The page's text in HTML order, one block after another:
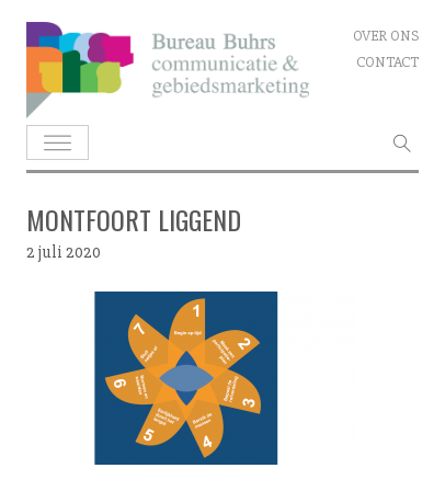
Skip
to
content
OVER ONS
CONTACT
MONTFOORT LIGGEND
2 juli 2020